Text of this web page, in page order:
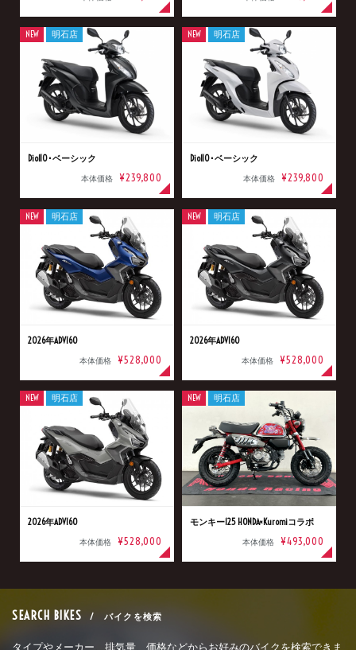
Dio110･ベーシック
本体価格 ¥239,800
NEW 明石店
Dio110･ベーシック
本体価格 ¥239,800
NEW 明石店
2026年ADV160
本体価格 ¥528,000
NEW 明石店
2026年ADV160
本体価格 ¥528,000
NEW 明石店
2026年ADV160
本体価格 ¥528,000
NEW 明石店
モンキー125 HONDA×Kuromiコラボ
本体価格 ¥493,000
NEW 明石店
SEARCH BIKES / バイクを検索
タイプやメーカー、排気量、価格などからお好みのバイクを検索できま